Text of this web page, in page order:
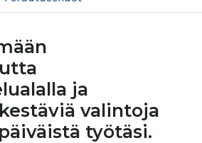
ja
valintoja
työtäsi.